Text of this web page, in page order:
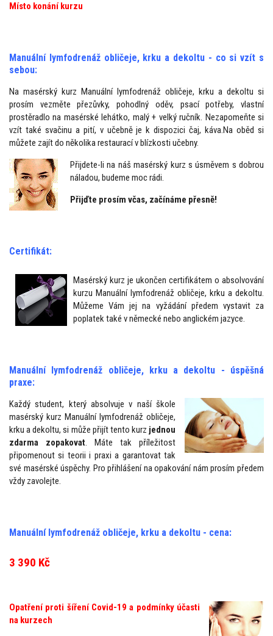
Místo konání kurzu
Manuální lymfodrenáž obličeje, krku a dekoltu - co si vzít s
sebou:
Na masérský kurz Manuální lymfodrenáž obličeje, krku a dekoltu si
prosím vezměte přezůvky, pohodlný oděv, psací potřeby, vlastní
prostěradlo na masérské lehátko, malý + velký ručník. Nezapomeňte si
vzít také svačinu a pití, v učebně je k dispozici čaj, káva.Na oběd si
můžete zajít do několika restaurací v blízkosti učebny.
Přijdete-li na náš masérský kurz s úsměvem s dobrou
náladou, budeme moc rádi.
Přijďte prosím včas, začínáme přesně!
Certifikát:
Masérský kurz je ukončen certifikátem o absolvování
kurzu Manuální lymfodrenáž obličeje, krku a dekoltu.
Můžeme Vám jej na vyžádání předem vystavit za
poplatek také v německé nebo anglickém jazyce.
Manuální lymfodrenáž obličeje, krku a dekoltu - úspěšná
praxe:
Každý student, který absolvuje v naší škole
masérský kurz Manuální lymfodrenáž obličeje,
krku a dekoltu, si může přijít tento kurz jednou
zdarma zopakovat. Máte tak příležitost
připomenout si teorii i praxi a garantovat tak
své masérské úspěchy. Pro přihlášení na opakování nám prosím předem
vždy zavolejte.
Manuální lymfodrenáž obličeje, krku a dekoltu - cena:
3 390 Kč
Opatření proti šíření Covid-19 a podmínky účasti
na kurzech